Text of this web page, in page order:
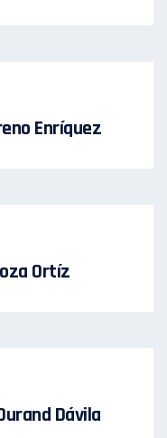
Enríquez
Ortíz
Dávila